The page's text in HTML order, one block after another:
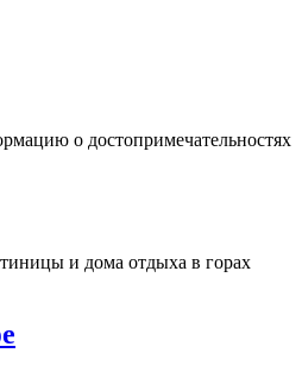
о достопримечательностях
и дома отдыха в горах